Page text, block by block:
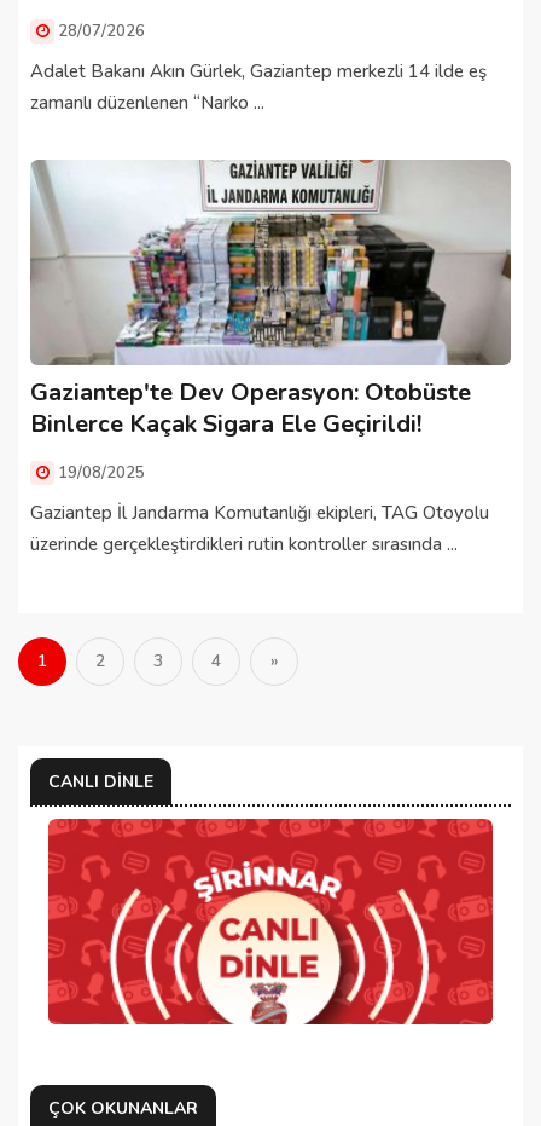
28/07/2026
Adalet Bakanı Akın Gürlek, Gaziantep merkezli 14 ilde eş
zamanlı düzenlenen “Narko ...
Gaziantep'te Dev Operasyon: Otobüste
Binlerce Kaçak Sigara Ele Geçirildi!
19/08/2025
Gaziantep İl Jandarma Komutanlığı ekipleri, TAG Otoyolu
üzerinde gerçekleştirdikleri rutin kontroller sırasında ...
1 2 3 4 »
CANLI DINLE
ÇOK OKUNANLAR